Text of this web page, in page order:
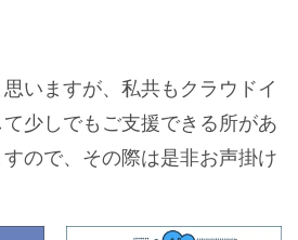
いますが、私共もクラウドイ
少しでもご支援できる所があ
ので、その際は是非お声掛け